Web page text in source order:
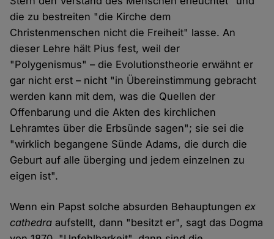
die zu bestreiten "die Kirche dem
Christenmenschen nicht die Freiheit" lasse. An
dieser Lehre hält Pius fest, weil der
"Polygenismus" – die Evolutionstheorie erwähnt er
gar nicht erst – nicht "in Übereinstimmung gebracht
werden kann mit dem, was die Quellen der
Offenbarung und die Akten des kirchlichen
Lehramtes über die Erbsünde sagen"; sie sei die
"wirklich begangene Sünde Adams, die durch die
Geburt auf alle überging und jedem einzelnen zu
eigen ist".
Wenn ein Papst solche absurden Behauptungenex
cathedra aufstellt, dann "besitzt er", sagt das Dogma